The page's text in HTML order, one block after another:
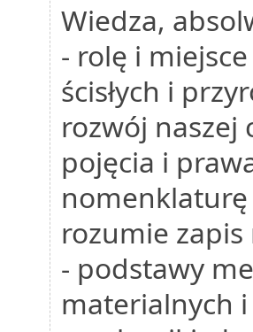
Wiedza,
- rolę i
ścisłych i
rozwój naszej
pojęcia i
rozumie
- podstawy
materialnych